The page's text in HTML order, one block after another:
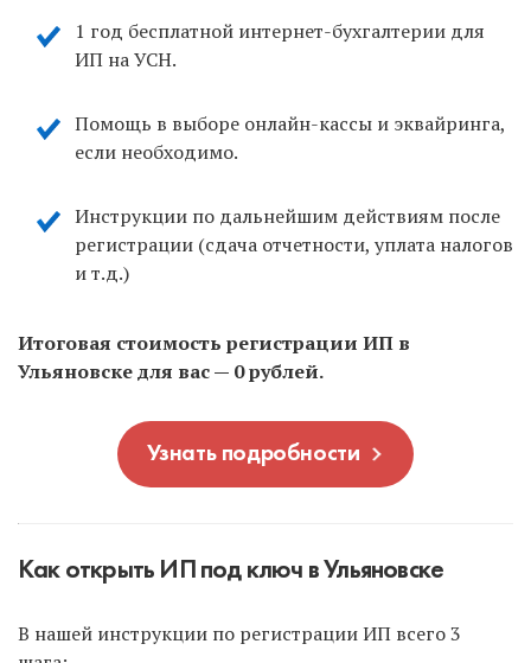
1 год бесплатной интернет-бухгалтерии для
ИП на УСН.
Помощь в выборе онлайн-кассы и эквайринга,
если необходимо.
Инструкции по дальнейшим действиям после
регистрации (сдача отчетности, уплата налогов
и т.д.)
Итоговая стоимость регистрации ИП в
Ульяновске для вас — 0 рублей.
Узнать подробности
Как открыть ИП под ключ в Ульяновске
В нашей инструкции по регистрации ИП всего 3